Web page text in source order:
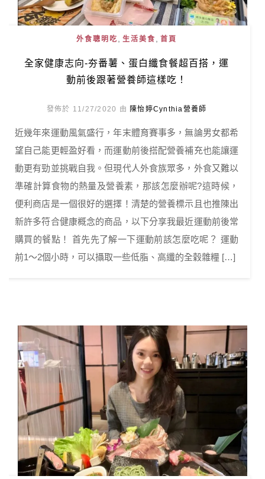
外食聰明吃 生活美食 首頁
全家健康志向-夯番薯、蛋白纖食餐超百搭，運
動前後跟著營養師這樣吃！
發佈於 11/27/2020 由 陳怡婷Cynthia營養師
近幾年來運動風氣盛行，年末體育賽事多，無論男女都希
望自己能更輕盈好看，而運動前後搭配營養補充也能讓運
動更有勁並挑戰自我。但現代人外食族眾多，外食又難以
準確計算食物的熱量及營養素，那該怎麼辦呢?這時候，
便利商店是一個很好的選擇！清楚的營養標示且也推陳出
新許多符合健康概念的商品，以下分享我最近運動前後常
購買的餐點！ 首先先了解一下運動前該怎麼吃呢？ 運動
前1～2個小時，可以攝取一些低脂、高纖的全穀雜糧 […]